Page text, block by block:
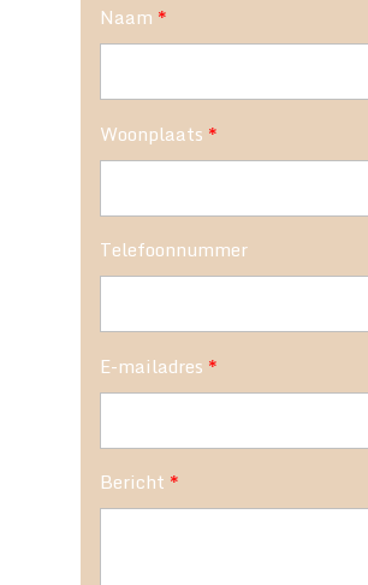
Naam *
Woonplaats *
Telefoonnummer
E-mailadres *
Bericht *